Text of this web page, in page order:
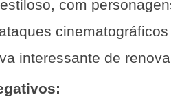
com
interessante de